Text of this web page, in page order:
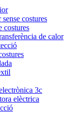
costures
costures
de calor
3c
elèctrica